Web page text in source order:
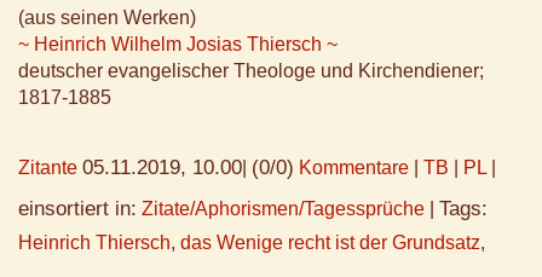
(aus seinen Werken)
~ Heinrich Wilhelm Josias Thiersch ~
deutscher evangelischer Theologe und Kirchendiener;
1817-1885
Zitante 05.11.2019, 10.00 (0/0) Kommentare TB PL
einsortiert in: Zitate/Aphorismen/Tagessprüche Tags:
Heinrich Thiersch, das Wenige recht ist der Grundsatz,